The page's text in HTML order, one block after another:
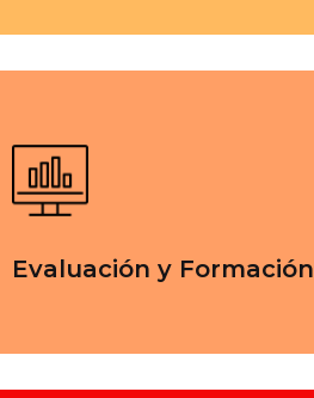
Evaluación y Formación